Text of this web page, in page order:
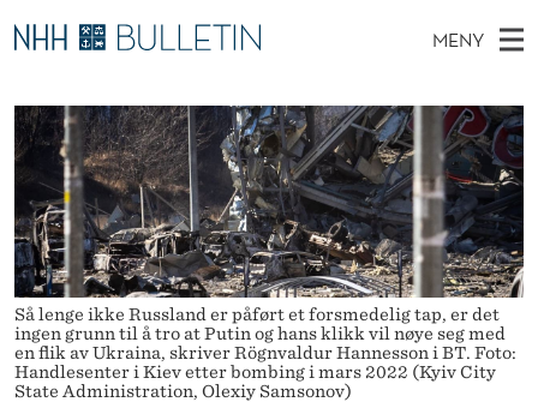
U
K
R
A
N
A
E
MENY
O
V
E
D
M
E
N
Y
Ø
K
I
N
E
S
T
E
D
T
Stipendiater og nye forskerprofiler
Disputaser
Ekspertutvalg
Om Bulletin
Så lenge ikke Russland er påført et forsmedelig tap, er det
ingen grunn til å tro at Putin og hans klikk vil nøye seg med
en flik av Ukraina, skriver Rögnvaldur Hannesson i BT. Foto:
Handlesenter i Kiev etter bombing i mars 2022 (Kyiv City
State Administration, Olexiy Samsonov)